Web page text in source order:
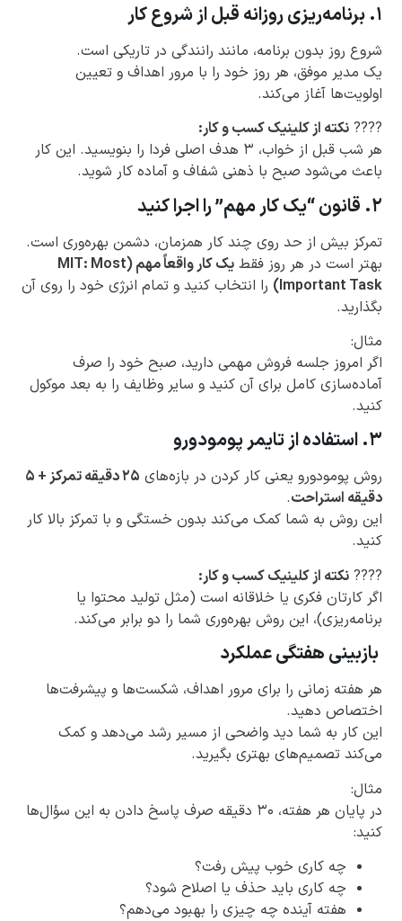
۱. برنامه‌ریزی روزانه قبل از شروع کار
شروع روز بدون برنامه، مانند رانندگی در تاریکی است.
یک مدیر موفق، هر روز خود را با مرور اهداف و تعیین
اولویت‌ها آغاز می‌کند.
???? نکته از کلینیک کسب و کار:
هر شب قبل از خواب، ۳ هدف اصلی فردا را بنویسید. این کار
باعث می‌شود صبح با ذهنی شفاف و آماده کار شوید.
۲. قانون “یک کار مهم” را اجرا کنید
تمرکز بیش از حد روی چند کار همزمان، دشمن بهره‌وری است.
بهتر است در هر روز فقط
یک کار واقعاً مهم (MIT: Most
Important Task) را انتخاب کنید و تمام انرژی خود را روی آن
بگذارید.
مثال:
اگر امروز جلسه فروش مهمی دارید، صبح خود را صرف
آماده‌سازی کامل برای آن کنید و سایر وظایف را به بعد موکول
کنید.
۳. استفاده از تایمر پومودورو
روش پومودورو یعنی کار کردن در بازه‌های
۲۵ دقیقه تمرکز + ۵
دقیقه استراحت.
این روش به شما کمک می‌کند بدون خستگی و با تمرکز بالا کار
کنید.
???? نکته از کلینیک کسب و کار:
اگر کارتان فکری یا خلاقانه است (مثل تولید محتوا یا
برنامه‌ریزی)، این روش بهره‌وری شما را دو برابر می‌کند.
بازبینی هفتگی عملکرد
هر هفته زمانی را برای مرور اهداف، شکست‌ها و پیشرفت‌ها
اختصاص دهید.
این کار به شما دید واضحی از مسیر رشد می‌دهد و کمک
می‌کند تصمیم‌های بهتری بگیرید.
مثال:
در پایان هر هفته، ۳۰ دقیقه صرف پاسخ دادن به این سؤال‌ها
کنید:
چه کاری خوب پیش رفت؟
چه کاری باید حذف یا اصلاح شود؟
هفته آینده چه چیزی را بهبود می‌دهم؟